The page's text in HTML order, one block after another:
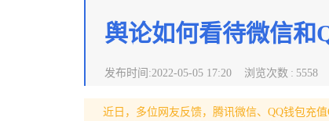
舆论如何看待微信和
发布时间 :2022-05-05 17:20 浏览次数 : 5558
近日，多位网友反馈，腾讯微信、QQ钱包充